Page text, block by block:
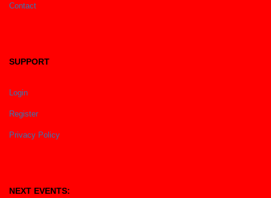
Contact
SUPPORT
Login
Register
Privacy Policy
NEXT EVENTS: